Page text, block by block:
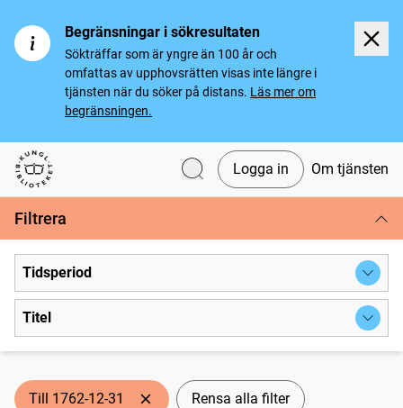
Begränsningar i sökresultaten
Sökträffar som är yngre än 100 år och
omfattas av upphovsrätten visas inte längre i
tjänsten när du söker på distans. Läs mer om
begränsningen.
Svenska tidningar
Logga in Om tjänsten
Filtrera
Tidsperiod
Titel
Till 1762-12-31 Rensa alla filter